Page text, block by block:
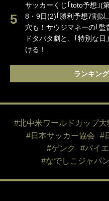
サッカーくじ｢toto予想｣(
8・9日(2)｢勝利予想7割以
穴も！サウジマネーの｢監
ドタバタ劇と、｢特別な日
ける！
ランキン
#北中米ワールドカップ大
#日本サッカー協会
#
#ゲンク
#バイ
#なでしこジャパン